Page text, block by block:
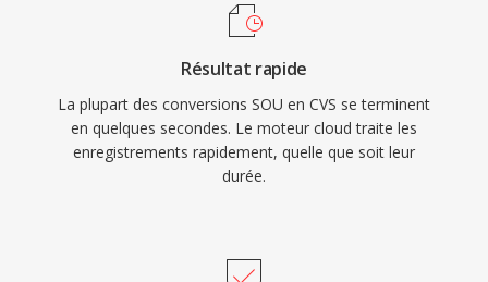
Résultat rapide
La plupart des conversions SOU en CVS se terminent
en quelques secondes. Le moteur cloud traite les
enregistrements rapidement, quelle que soit leur
durée.